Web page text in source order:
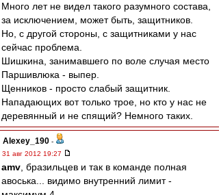
Много лет не видел такого разумного состава,
за исключением, может быть, защитников.
Но, с другой стороны, с защитниками у нас
сейчас проблема.
Шишкина, занимавшего по воле случая место
Паршивлюка - выпер.
Щенников - просто слабый защитник.
Нападающих вот только трое, но кто у нас не
деревянный и не спящий? Немного таких.
Alexey_190 -
31 авг 2012 19:27
amv , бразильцев и так в команде полная
авоська... видимо внутренний лимит -